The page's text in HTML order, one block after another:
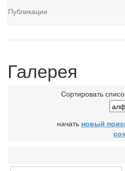
Публикации
Галерея
Сортировать
начать новый